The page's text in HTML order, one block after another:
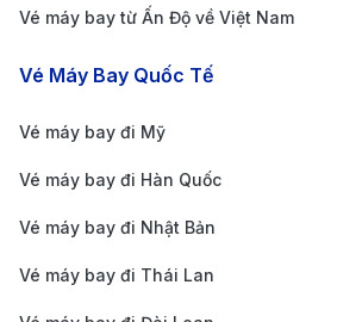
đón sân bay. Bạn có thể liên hệ
để sắp xếp dịch vụ này.
Kinh Nghiệm Đặt Vé
Thẩm Dương
Để có được vé máy bay đi Thẩm
lịch trình hợp lý, bạn nên lưu ý một
1. Đặt vé sớm:Để tiết kiệm chi phí
Vé máy bay từ Ấn Độ về Việt Nam
Vé Máy Bay Quốc Tế
Vé máy bay đi Mỹ
Vé máy bay đi Hàn Quốc
Vé máy bay đi Nhật Bản
Vé máy bay đi Thái Lan